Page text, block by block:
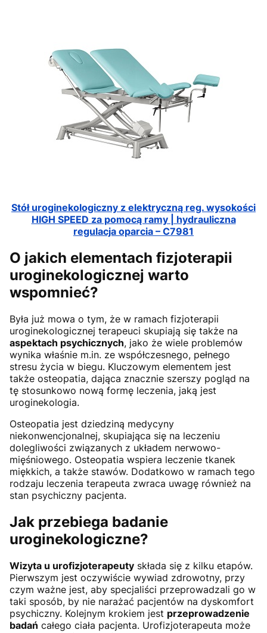
Stół uroginekologiczny z elektryczną reg. wysokości
HIGH SPEED za pomocą ramy | hydrauliczna
regulacja oparcia – C7981
O jakich elementach fizjoterapii
uroginekologicznej warto
wspomnieć?
Była już mowa o tym, że w ramach fizjoterapii
uroginekologicznej terapeuci skupiają się także na
aspektach psychicznych, jako że wiele problemów
wynika właśnie m.in. ze współczesnego, pełnego
stresu życia w biegu. Kluczowym elementem jest
także osteopatia, dająca znacznie szerszy pogląd na
tę stosunkowo nową formę leczenia, jaką jest
uroginekologia.
Osteopatia jest dziedziną medycyny
niekonwencjonalnej, skupiająca się na leczeniu
dolegliwości związanych z układem nerwowo-
mięśniowego. Osteopatia wspiera leczenie tkanek
miękkich, a także stawów. Dodatkowo w ramach tego
rodzaju leczenia terapeuta zwraca uwagę również na
stan psychiczny pacjenta.
Jak przebiega badanie
uroginekologiczne?
Wizyta u urofizjoterapeuty składa się z kilku etapów.
Pierwszym jest oczywiście wywiad zdrowotny, przy
czym ważne jest, aby specjaliści przeprowadzali go w
taki sposób, by nie narażać pacjentów na dyskomfort
psychiczny. Kolejnym krokiem jest przeprowadzenie
badań całego ciała pacjenta. Urofizjoterapeuta może